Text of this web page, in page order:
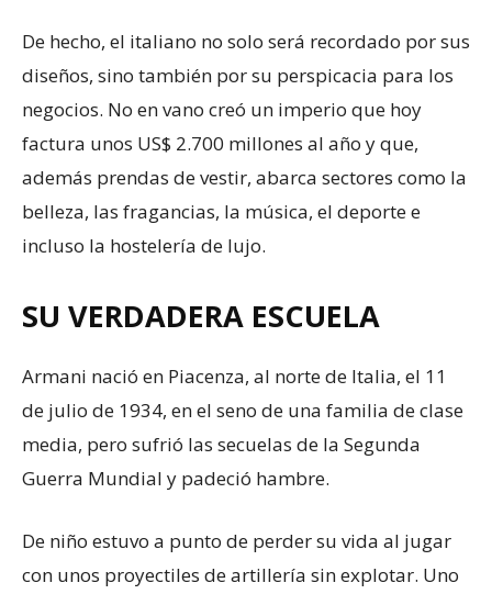
De hecho, el italiano no solo será recordado por sus
diseños, sino también por su perspicacia para los
negocios. No en vano creó un imperio que hoy
factura unos US$ 2.700 millones al año y que,
además prendas de vestir, abarca sectores como la
belleza, las fragancias, la música, el deporte e
incluso la hostelería de lujo.
SU VERDADERA ESCUELA
Armani nació en Piacenza, al norte de Italia, el 11
de julio de 1934, en el seno de una familia de clase
media, pero sufrió las secuelas de la Segunda
Guerra Mundial y padeció hambre.
De niño estuvo a punto de perder su vida al jugar
con unos proyectiles de artillería sin explotar. Uno